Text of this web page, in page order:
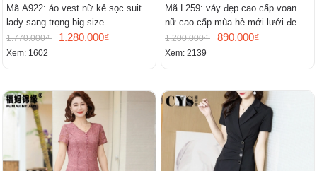
Mã A922: áo vest nữ kẻ sọc suit
lady sang trọng big size
1.770.000₫ 1.280.000₫
Xem: 1602
Mã L259: váy đẹp cao cấp voan
nữ cao cấp mùa hè mới lưới đen
cao cấp khí chất nhỏ tay ngắn
1.200.000₫ 890.000₫
Xem: 2139